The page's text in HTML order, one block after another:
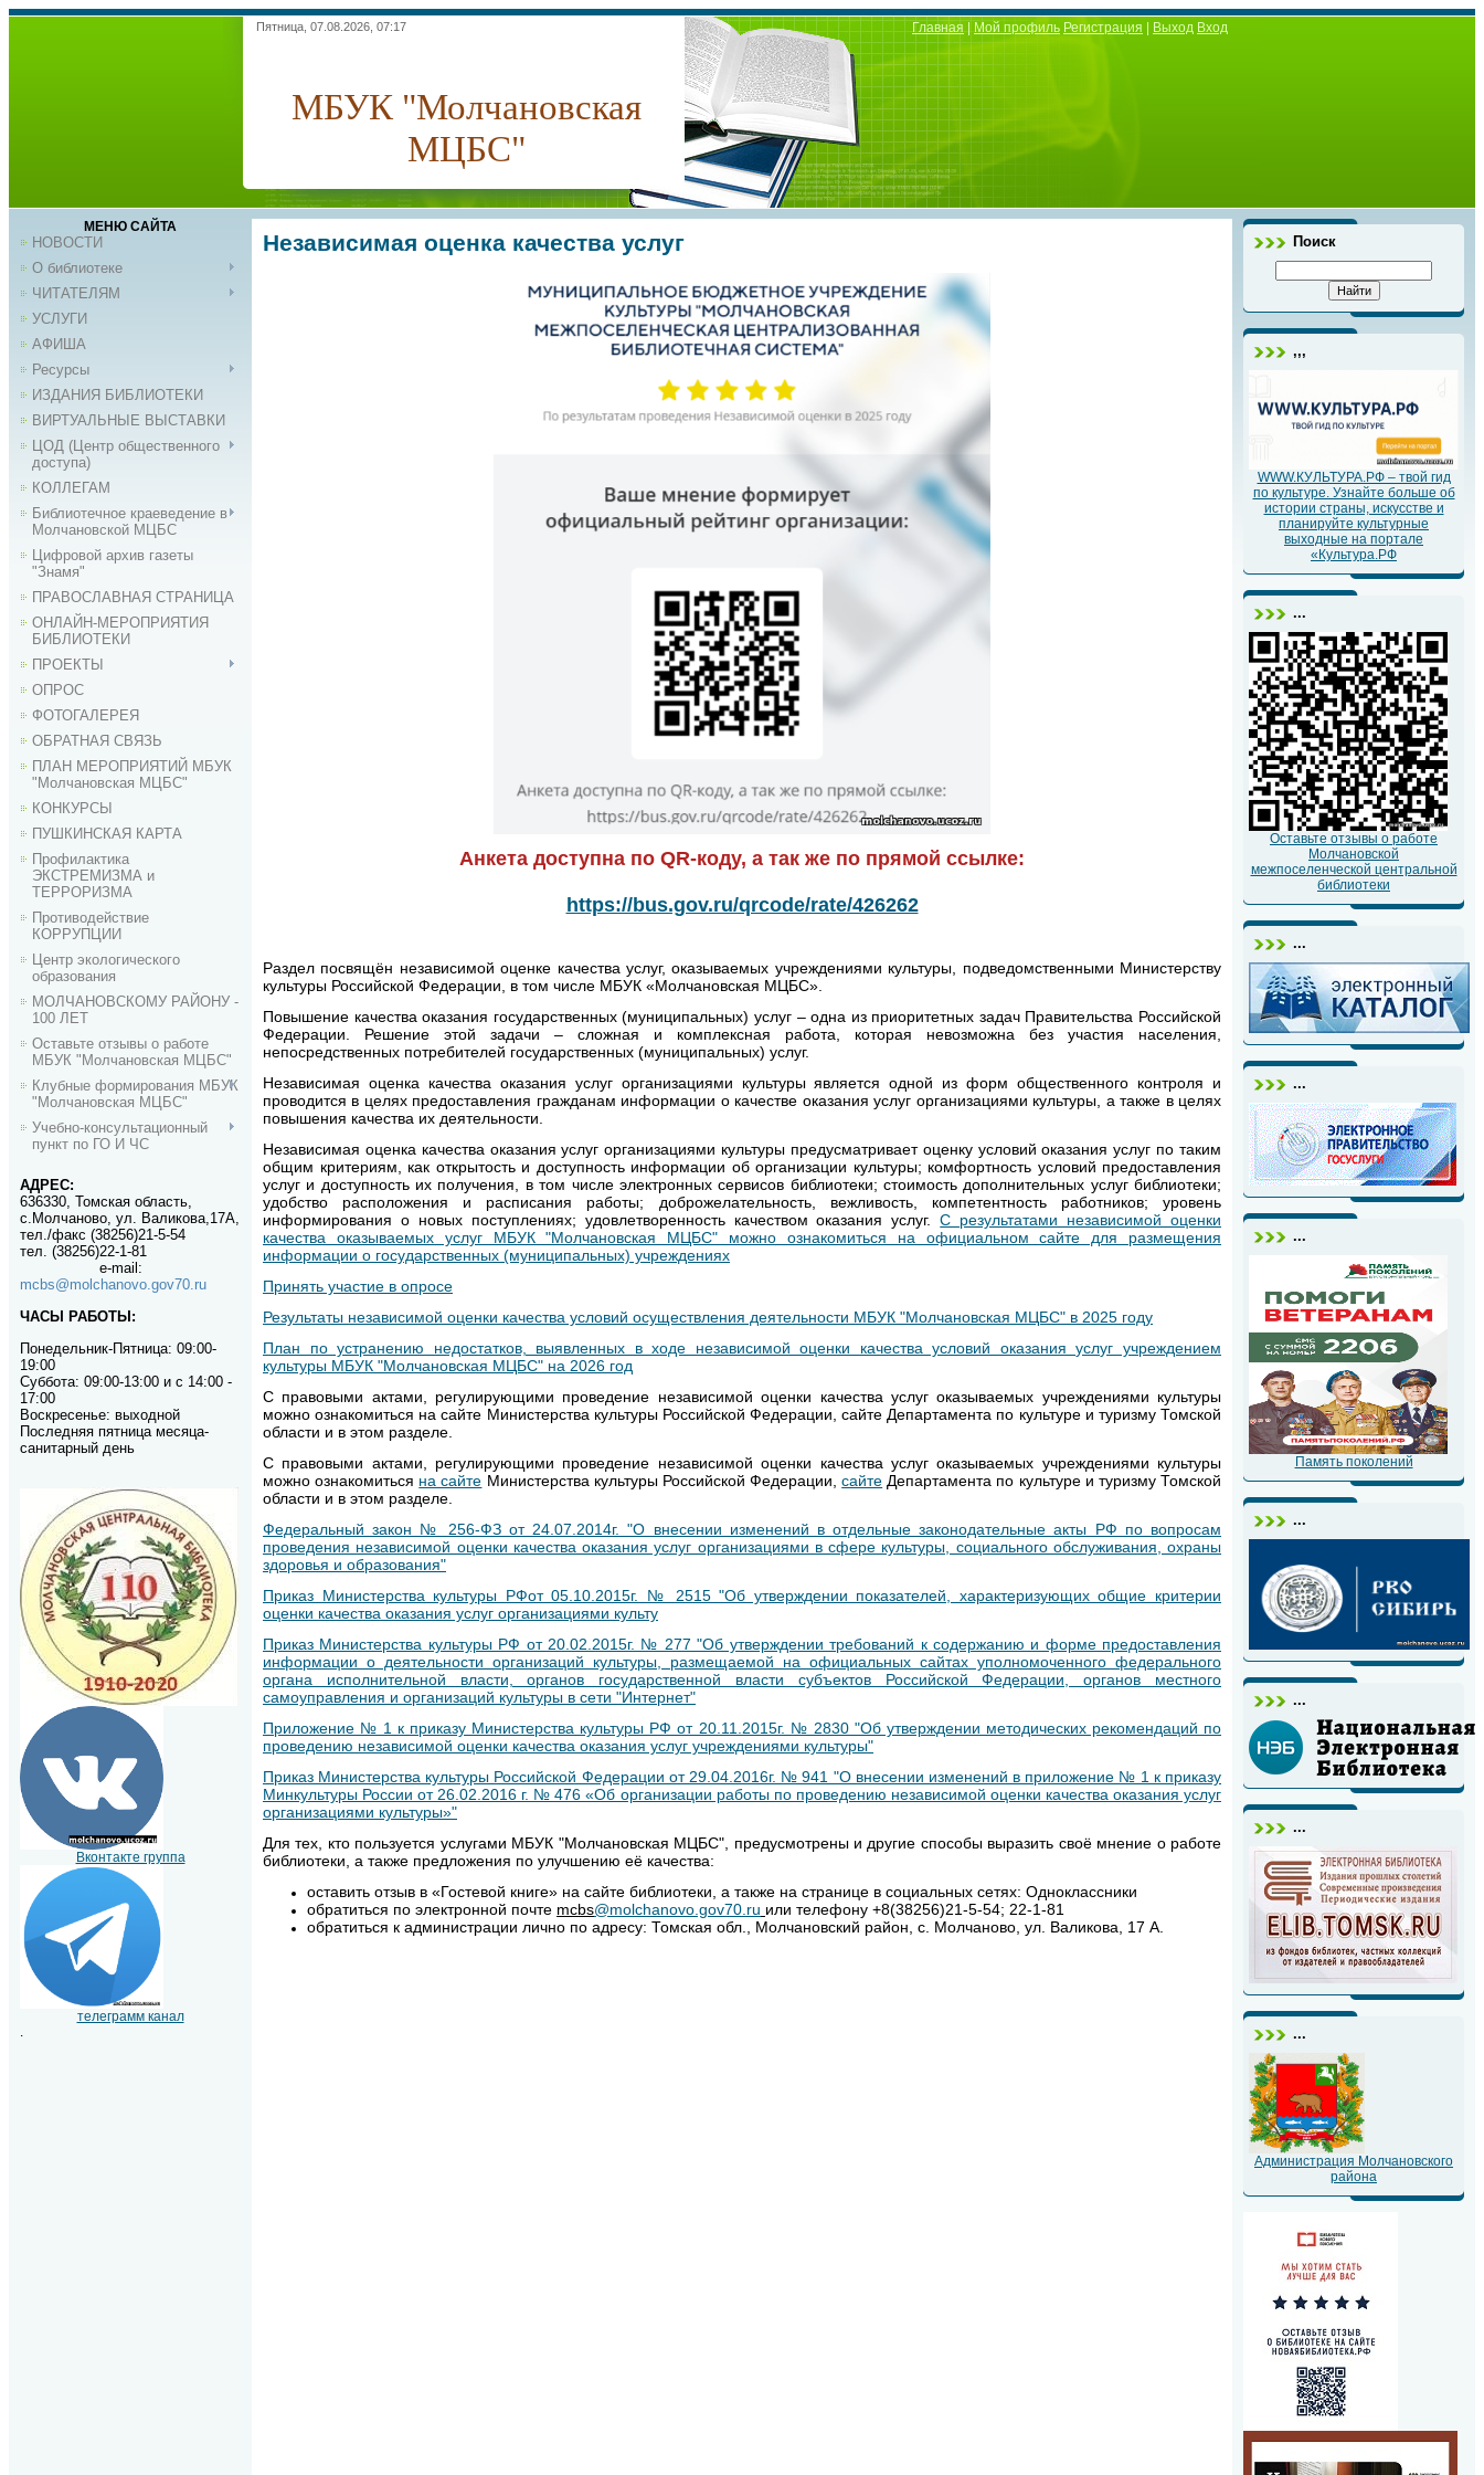
Пятница, 07.08.2026, 07:17
МБУК "Молчановская
МЦБС"
Главная|Мой профиль Регистрация Выход Вход
МЕНЮ САЙТА
НОВОСТИ
О библиотеке
ЧИТАТЕЛЯМ
УСЛУГИ
АФИША
Ресурсы
ИЗДАНИЯ БИБЛИОТЕКИ
ВИРТУАЛЬНЫЕ ВЫСТАВКИ
ЦОД (Центр общественного
доступа)
КОЛЛЕГАМ
Библиотечное краеведение в
Молчановской МЦБС
Цифровой архив газеты
"Знамя"
ПРАВОСЛАВНАЯ СТРАНИЦА
ОНЛАЙН-МЕРОПРИЯТИЯ
БИБЛИОТЕКИ
ПРОЕКТЫ
ОПРОС
ФОТОГАЛЕРЕЯ
ОБРАТНАЯ СВЯЗЬ
ПЛАН МЕРОПРИЯТИЙ МБУК
"Молчановская МЦБС"
КОНКУРСЫ
ПУШКИНСКАЯ КАРТА
Профилактика
ЭКСТРЕМИЗМА и
ТЕРРОРИЗМА
Противодействие
КОРРУПЦИИ
Центр экологического
образования
МОЛЧАНОВСКОМУ РАЙОНУ -
100 ЛЕТ
Оставьте отзывы о работе
МБУК "Молчановская МЦБС"
Клубные формирования МБУК
"Молчановская МЦБС"
Учебно-консультационный
пункт по ГО И ЧС
АДРЕС:
636330, Томская область,
с.Молчаново, ул. Валикова,17А,
тел./факс (38256)21-5-54
тел. (38256)22-1-81
e-mail :
mcbs@molchanovo.gov70.ru
ЧАСЫ РАБОТЫ:
Понедельник-Пятница: 09:00-
19:00
Суббота: 09:00-13:00 и с 14:00 -
17:00
Воскресенье: выходной
Последняя пятница месяца-
санитарный день
Вконтакте группа
телеграмм канал
.
Независимая оценка качества услуг
Анкета доступна по QR-коду, а так же по прямой ссылке:
https://bus.gov.ru/qrcode/rate/426262
Раздел посвящён независимой оценке качества услуг, оказываемых учреждениями культуры, подведомственными Министерству
культуры Российской Федерации, в том числе МБУК «Молчановская МЦБС».
Повышение качества оказания государственных (муниципальных) услуг – одна из приоритетных задач Правительства Российской
Федерации. Решение этой задачи – сложная и комплексная работа, которая невозможна без участия населения,
непосредственных потребителей государственных (муниципальных) услуг.
Независимая оценка качества оказания услуг организациями культуры является одной из форм общественного контроля и
проводится в целях предоставления гражданам информации о качестве оказания услуг организациями культуры, а также в целях
повышения качества их деятельности.
Независимая оценка качества оказания услуг организациями культуры предусматривает оценку условий оказания услуг по таким
общим критериям, как открытость и доступность информации об организации культуры; комфортность условий предоставления
услуг и доступность их получения, в том числе электронных сервисов библиотеки; стоимость дополнительных услуг библиотеки;
удобство расположения и расписания работы; доброжелательность, вежливость, компетентность работников; уровень
информирования о новых поступлениях; удовлетворенность качеством оказания услуг.С результатами независимой оценки
качества оказываемых услуг МБУК "Молчановская МЦБС" можно ознакомиться на официальном сайте для размещения
информации о государственных (муниципальных) учреждениях
Принять участие в опросе
Результаты независимой оценки качества условий осуществления деятельности МБУК "Молчановская МЦБС" в 2025 году
План по устранению недостатков, выявленных в ходе независимой оценки качества условий оказания услуг учреждением
культуры МБУК "Молчановская МЦБС" на 2026 год
С правовыми актами, регулирующими проведение независимой оценки качества услуг оказываемых учреждениями культуры
можно ознакомиться на сайте Министерства культуры Российской Федерации, сайте Департамента по культуре и туризму Томской
области и в этом разделе.
С правовыми актами, регулирующими проведение независимой оценки качества услуг оказываемых учреждениями культуры
можно ознакомиться на сайте Министерства культуры Российской Федерации,сайте Департамента по культуре и туризму Томской
области и в этом разделе.
Федеральный закон № 256-ФЗ от 24.07.2014г. "О внесении изменений в отдельные законодательные акты РФ по вопросам
проведения независимой оценки качества оказания услуг организациями в сфере культуры, социального обслуживания, охраны
здоровья и образования"
Приказ Министерства культуры РФот 05.10.2015г. № 2515 "Об утверждении показателей, характеризующих общие критерии
оценки качества оказания услуг организациями культу
Приказ Министерства культуры РФ от 20.02.2015г. № 277 "Об утверждении требований к содержанию и форме предоставления
информации о деятельности организаций культуры, размещаемой на официальных сайтах уполномоченного федерального
органа исполнительной власти, органов государственной власти субъектов Российской Федерации, органов местного
самоуправления и организаций культуры в сети "Интернет"
Приложение № 1 к приказу Министерства культуры РФ от 20.11.2015г. № 2830 "Об утверждении методических рекомендаций по
проведению независимой оценки качества оказания услуг учреждениями культуры"
Приказ Министерства культуры Российской Федерации от 29.04.2016г. № 941 "О внесении изменений в приложение № 1 к приказу
Минкультуры России от 26.02.2016 г. № 476 «Об организации работы по проведению независимой оценки качества оказания услуг
организациями культуры»"
Для тех, кто пользуется услугами МБУК "Молчановская МЦБС", предусмотрены и другие способы выразить своё мнение о работе
библиотеки, а также предложения по улучшению её качества:
оставить отзыв в «Гостевой книге» на сайте библиотеки, а также на странице в социальных сетях: Одноклассники
обратиться по электронной почте mcbs@molchanovo.gov70.ru или телефону +8(38256)21-5-54; 22-1-81
обратиться к администрации лично по адресу: Томская обл., Молчановский район, с. Молчаново, ул. Валикова, 17 А.
Поиск
,,,
WWW.КУЛЬТУРА.РФ – твой гид
по культуре. Узнайте больше об
истории страны, искусстве и
планируйте культурные
выходные на портале
«Культура.РФ
...
Оставьте отзывы о работе
Молчановской
межпоселенческой центральной
библиотеки
...
...
...
Память поколений
...
...
...
...
Администрация Молчановского
района